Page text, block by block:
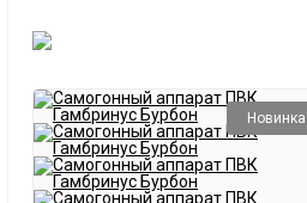
Новинка